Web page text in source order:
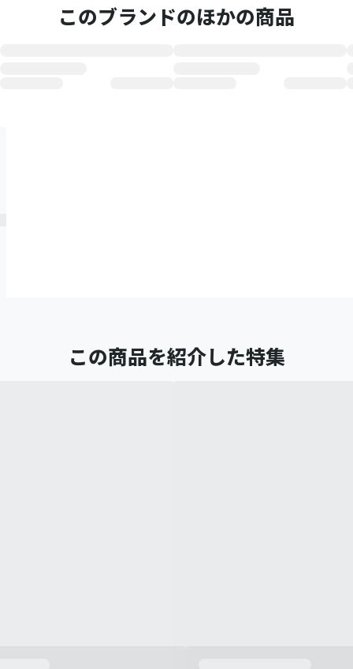
このブランドのほかの商品
この商品を紹介した特集